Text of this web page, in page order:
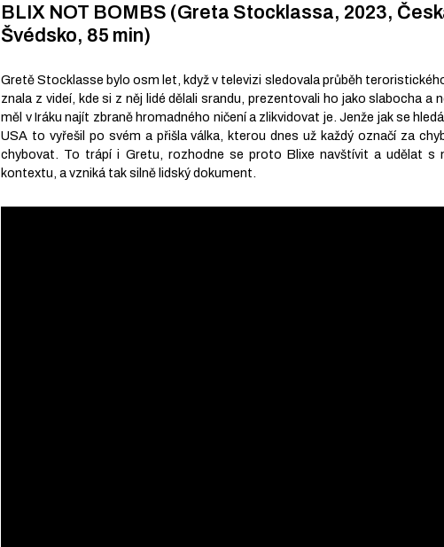
BLIX NOT BOMBS (Greta Stocklassa, 2023,
Švédsko, 85 min)
Gretě Stocklasse bylo osm let, když v televizi sledovala průběh
znala z videí, kde si z něj lidé dělali srandu, prezentovali ho jako slabocha a
měl v Iráku najít zbraně hromadného ničení a zlikvidovat je. Jenže jak se
USA to vyřešil po svém a přišla válka, kterou dnes už každý označí za
chybovat. To trápí i Gretu, rozhodne se proto Blixe navštívit a udělat s
kontextu, a vzniká tak silně lidský dokument.